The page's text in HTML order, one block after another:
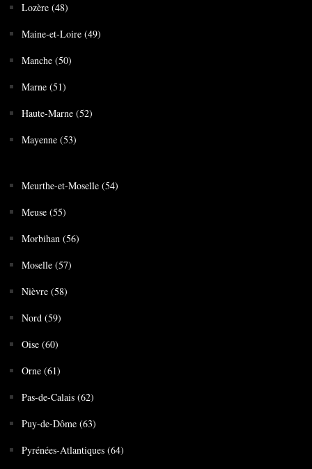
Lozère (48)
Maine-et-Loire (49)
Manche (50)
Marne (51)
Haute-Marne (52)
Mayenne (53)
Meurthe-et-Moselle (54)
Meuse (55)
Morbihan (56)
Moselle (57)
Nièvre (58)
Nord (59)
Oise (60)
Orne (61)
Pas-de-Calais (62)
Puy-de-Dôme (63)
Pyrénées-Atlantiques (64)